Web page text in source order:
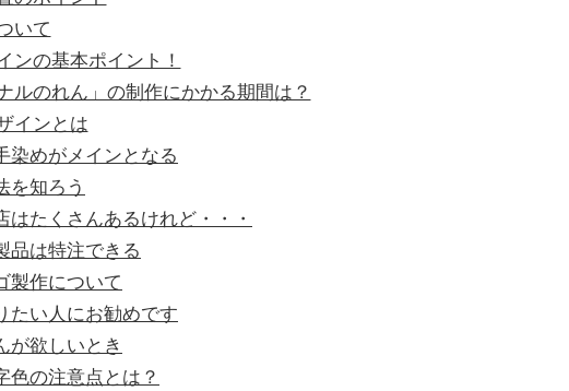
いて
ンの基本ポイント！
ルのれん」の制作にかかる期間は？
インとは
染めがメインとなる
を知ろう
はたくさんあるけれど・・・
品は特注できる
製作について
たい人にお勧めです
が欲しいとき
色の注意点とは？